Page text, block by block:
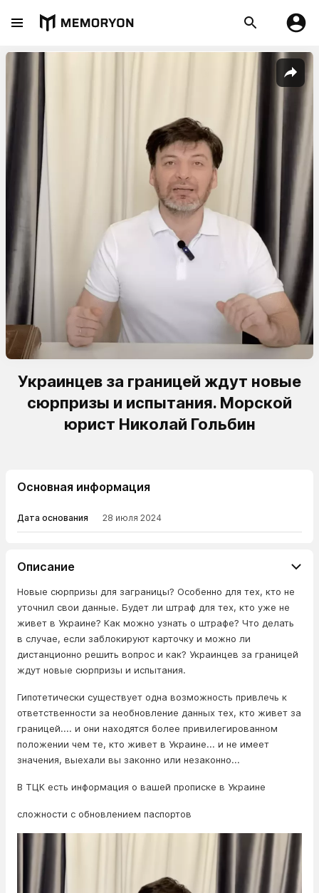
Украинцев за границей ждут новые
сюрпризы и испытания. Морской
юрист Николай Гольбин
Основная информация
Дата основания 28 июля 2024
Описание
Новые сюрпризы для заграницы? Особенно для тех, кто не
уточнил свои данные. Будет ли штраф для тех, кто уже не
живет в Украине? Как можно узнать о штрафе? Что делать
в случае, если заблокируют карточку и можно ли
дистанционно решить вопрос и как? Украинцев за границей
ждут новые сюрпризы и испытания.
Гипотетически существует одна возможность привлечь к
ответственности за необновление данных тех, кто живет за
границей.... и они находятся более привилегированном
положении чем те, кто живет в Украине... и не имеет
значения, выехали вы законно или незаконно...
В ТЦК есть информация о вашей прописке в Украине
сложности с обновлением паспортов